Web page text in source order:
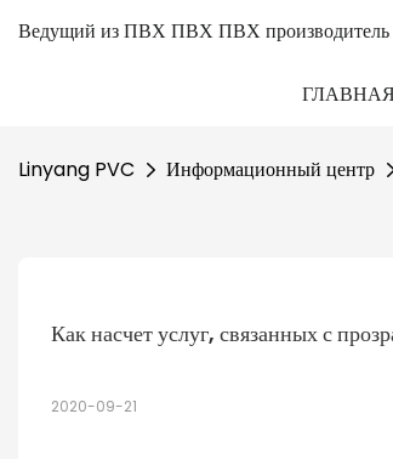
Ведущий из ПВХ ПВХ ПВХ производитель
ГЛАВНАЯ
Linyang PVC Информационный центр
Как насчет услуг, связанных с
2020-09-21